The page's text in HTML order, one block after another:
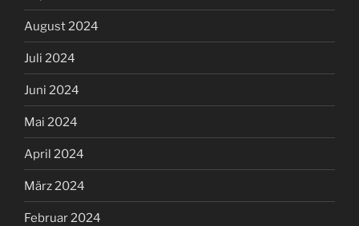
August 2024
Juli 2024
Juni 2024
Mai 2024
April 2024
März 2024
Februar 2024